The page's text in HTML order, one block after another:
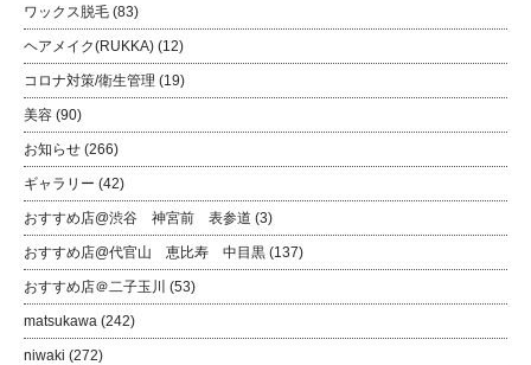
ワックス脱毛 (83)
ヘアメイク(RUKKA) (12)
コロナ対策/衛生管理 (19)
美容 (90)
お知らせ (266)
ギャラリー (42)
おすすめ店@渋谷 神宮前 表参道 (3)
おすすめ店@代官山 恵比寿 中目黒 (137)
おすすめ店＠二子玉川 (53)
matsukawa (242)
niwaki (272)